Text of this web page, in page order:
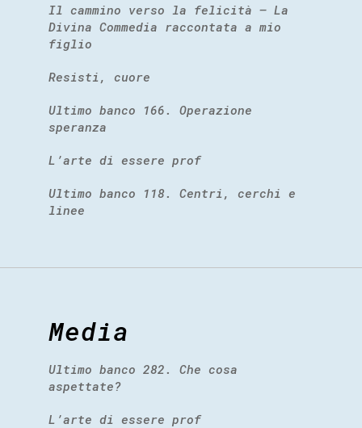
Il cammino verso la felicità – La
Divina Commedia raccontata a mio
figlio
Resisti, cuore
Ultimo banco 166. Operazione
speranza
L’arte di essere prof
Ultimo banco 118. Centri, cerchi e
linee
Media
Ultimo banco 282. Che cosa
aspettate?
L’arte di essere prof